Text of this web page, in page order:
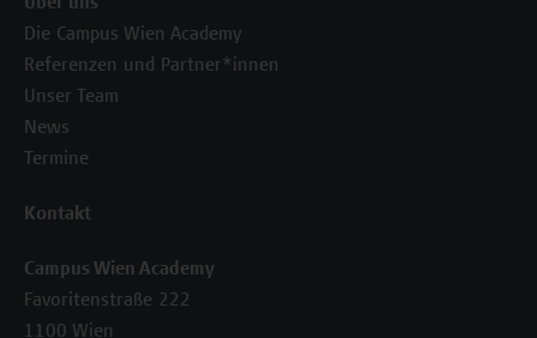
Die Campus Wien Academy
Referenzen und Partner*innen
Unser Team
News
Termine
Kontakt
Campus Wien Academy
Favoritenstraße 222
1100 Wien